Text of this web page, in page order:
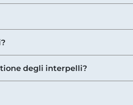
degli interpelli?